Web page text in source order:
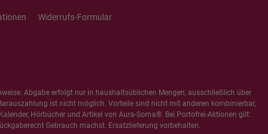
Widerrufs-Formular
. Abgabe erfolgt nur in haushaltsüblichen Mengen, ausschließlich über
ist nicht möglich. Vorteile sind nicht mit anderen kombinierbar,
Hörbücher und Artikel von Aura-Soma®. Bei Portofrei-Aktionen gilt:
Gebrauch machst. Ersatzlieferung vorbehalten.